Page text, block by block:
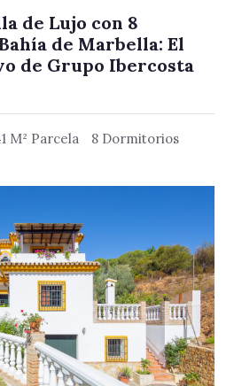
de Lujo con 8
de Marbella: El
de Grupo Ibercosta
M² Parcela
8 Dormitorios